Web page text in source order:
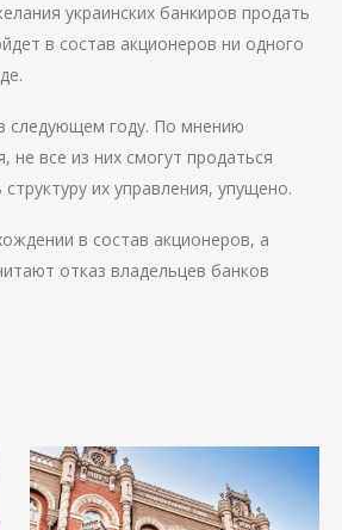
украинских банкиров продать
в состав акционеров ни одного
следующем году. По мнению
не все из них смогут продаться
их управления, упущено.
в состав акционеров, а
отказ владельцев банков